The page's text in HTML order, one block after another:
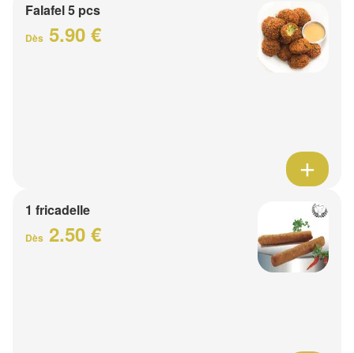
Falafel 5 pcs
Dès 5.90 €
1 fricadelle
Dès 2.50 €